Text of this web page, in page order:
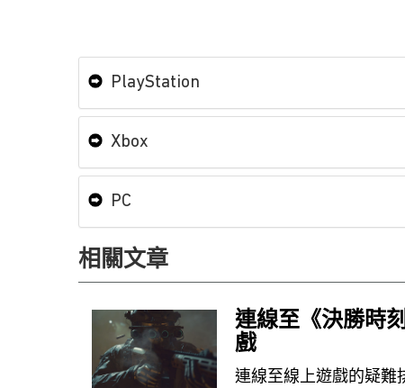
PlayStation
Xbox
PC
相關文章
連線至《決勝時
戲
連線至線上遊戲的疑難